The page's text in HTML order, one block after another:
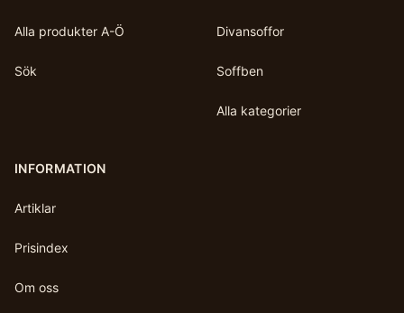
Alla produkter A-Ö
Sök
Divansoffor
Soffben
Alla kategorier
INFORMATION
Artiklar
Prisindex
Om oss